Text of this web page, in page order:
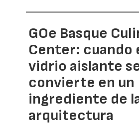
GOe Basque
Center: cuando
vidrio aislante
convierte en un
ingrediente de
arquitectura